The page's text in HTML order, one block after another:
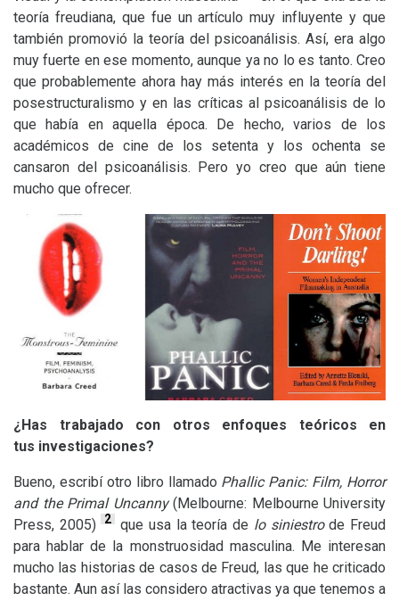
teoría freudiana, que fue un artículo muy influyente y que
también promovió la teoría del psicoanálisis. Así, era algo
muy fuerte en ese momento, aunque ya no lo es tanto. Creo
que probablemente ahora hay más interés en la teoría del
posestructuralismo y en las críticas al psicoanálisis de lo
que había en aquella época. De hecho, varios de los
académicos de cine de los setenta y los ochenta se
cansaron del psicoanálisis. Pero yo creo que aún tiene
mucho que ofrecer.
¿Has trabajado con otros enfoques teóricos en
tus investigaciones?
Bueno, escribí otro libro llamado Phallic Panic: Film, Horror
and the Primal Uncanny(Melbourne: Melbourne University
Press, 2005) 2 que usa la teoría de lo siniestrode Freud
para hablar de la monstruosidad masculina. Me interesan
mucho las historias de casos de Freud, las que he criticado
bastante. Aun así las considero atractivas ya que tenemos a